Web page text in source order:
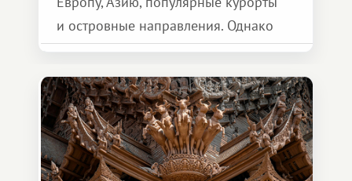
и островные направления. Однако
возможности обменной системы
значительно шире. Среди них есть
и Африка — континент, который
способен подарить совершенно иной
формат путешествия.